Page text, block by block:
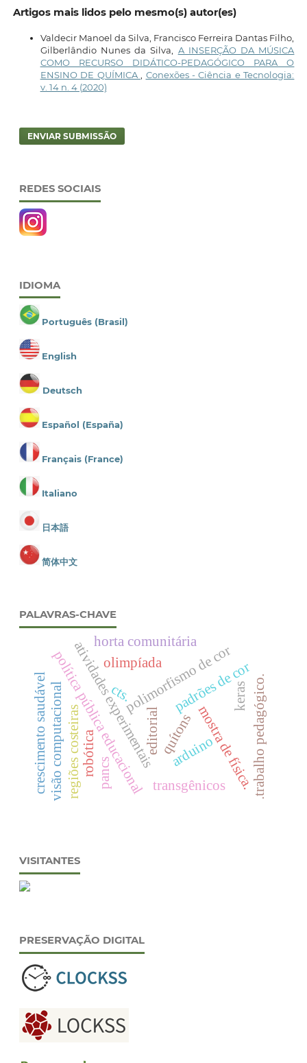
Artigos mais lidos pelo mesmo(s) autor(es)
Valdecir Manoel da Silva, Francisco Ferreira Dantas Filho,
Gilberlândio Nunes da Silva, A INSERÇÃO DA MÚSICA
COMO RECURSO DIDÁTICO-PEDAGÓGICO PARA O
ENSINO DE QUÍMICA
Conexões - Ciência e Tecnologia:
v. 14 n. 4 (2020)
ENVIAR SUBMISSÃO
REDES SOCIAIS
IDIOMA
Português (Brasil)
English
Deutsch
Español (España)
Français (France)
Italiano
日本語
简体中文
PALAVRAS-CHAVE
editorial
padrões de cor
atividades experimentais mostra de física.
política pública educacionalpolimorfismo de cor
quítons
regiões costeiras
olimpíada
robótica
visão computacional keras .trabalho pedagógico.
crescimento saudável
horta comunitária
transgênicos
cts.
arduino
pancs
VISITANTES
PRESERVAÇÃO DIGITAL